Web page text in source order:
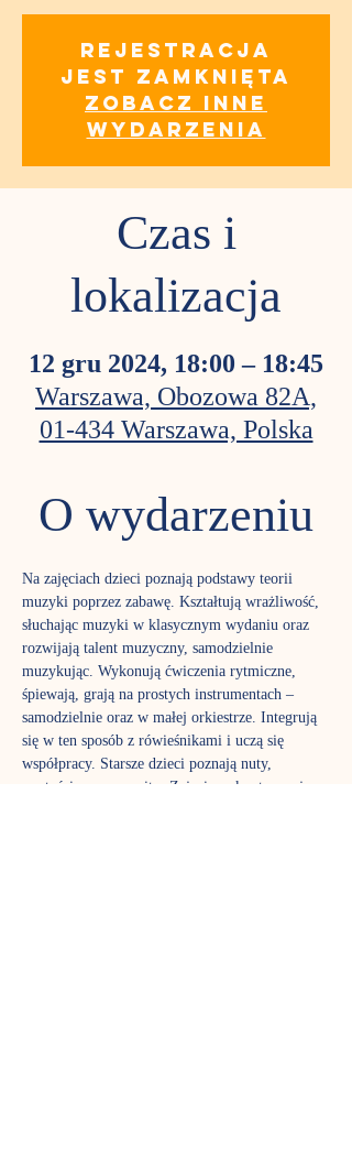
Rejestracja
jest zamknięta
Zobacz inne
wydarzenia
Czas i
lokalizacja
12 gru 2024, 18:00 – 18:45
Warszawa, Obozowa 82A,
01-434 Warszawa, Polska
O wydarzeniu
Na zajęciach dzieci poznają podstawy teorii
muzyki poprzez zabawę. Kształtują wrażliwość,
słuchając muzyki w klasycznym wydaniu oraz
rozwijają talent muzyczny, samodzielnie
muzykując. Wykonują ćwiczenia rytmiczne,
śpiewają, grają na prostych instrumentach –
samodzielnie oraz w małej orkiestrze. Integrują
się w ten sposób z rówieśnikami i uczą się
współpracy. Starsze dzieci poznają nuty,
wartości muzyczne itp. Zajęcia są kontynuacją